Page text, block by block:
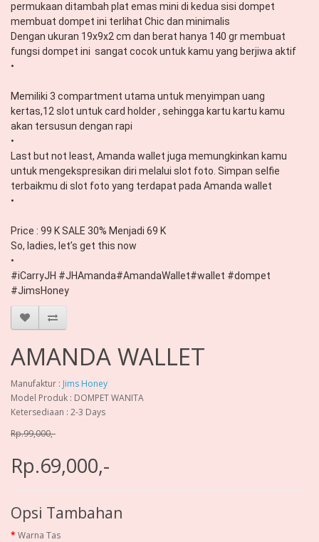
permukaan ditambah plat emas mini di kedua sisi dompet
membuat dompet ini terlihat Chic dan minimalis
Dengan ukuran 19x9x2 cm dan berat hanya 140 gr membuat
fungsi dompet ini  sangat cocok untuk kamu yang berjiwa aktif
•
Memiliki 3 compartment utama untuk menyimpan uang
kertas,12 slot untuk card holder , sehingga kartu kartu kamu
akan tersusun dengan rapi
•
Last but not least, Amanda wallet juga memungkinkan kamu
untuk mengekspresikan diri melalui slot foto. Simpan selfie
terbaikmu di slot foto yang terdapat pada Amanda wallet
•
Price : 99 K SALE 30% Menjadi 69 K
So, ladies, let’s get this now
•
#iCarryJH #JHAmanda#AmandaWallet#wallet #dompet
#JimsHoney
AMANDA WALLET
Manufaktur : Jims Honey
Model Produk : DOMPET WANITA
Ketersediaan : 2-3 Days
Rp.99,000,-
Rp.69,000,-
Opsi Tambahan
Warna Tas